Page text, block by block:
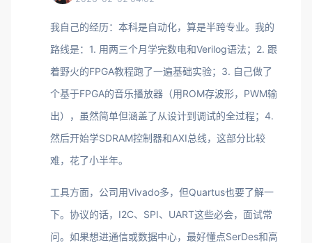
我自己的经历：本科是自动化，算是半跨专业。我的
路线是：1. 用两三个月学完数电和Verilog语法；2. 跟
着野火的FPGA教程跑了一遍基础实验；3. 自己做了
个基于FPGA的音乐播放器（用ROM存波形，PWM输
出），虽然简单但涵盖了从设计到调试的全过程；4.
然后开始学SDRAM控制器和AXI总线，这部分比较
难，花了小半年。
工具方面，公司用Vivado多，但Quartus也要了解一
下。协议的话，I2C、SPI、UART这些必会，面试常
问。如果想进通信或数据中心，最好懂点SerDes和高